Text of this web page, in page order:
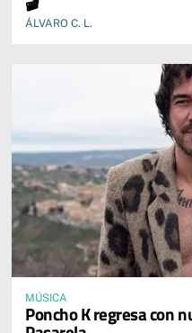
ÁLVARO C. L.
MÚSICA
Poncho K regresa con